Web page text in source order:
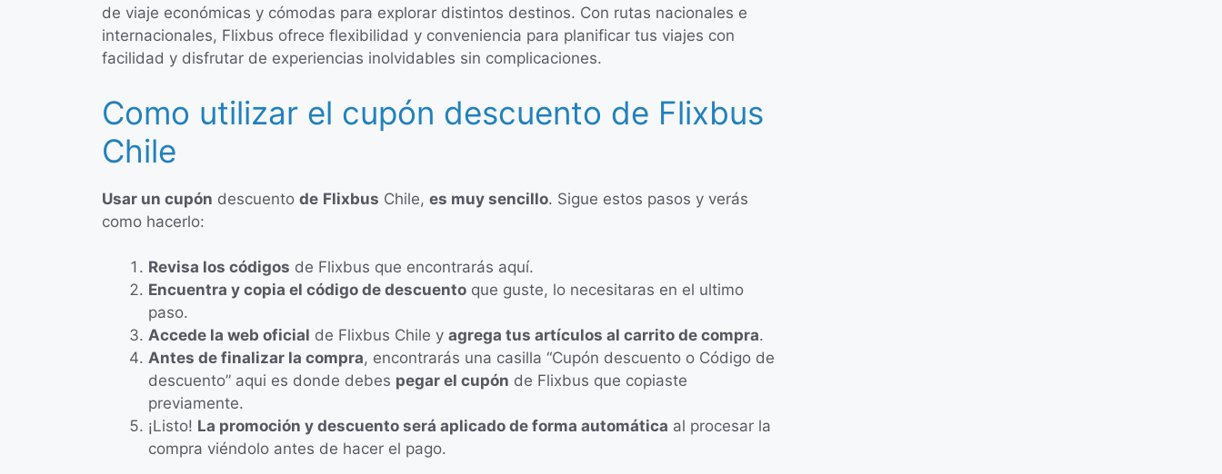
de viaje económicas y cómodas para explorar distintos destinos. Con rutas nacionales e
internacionales, Flixbus ofrece flexibilidad y conveniencia para planificar tus viajes con
facilidad y disfrutar de experiencias inolvidables sin complicaciones.
Como utilizar el cupón descuento de Flixbus
Chile
Usar un cupón descuento de Flixbus Chile, es muy sencillo. Sigue estos pasos y verás
como hacerlo:
Revisa los códigos de Flixbus que encontrarás aquí.
Encuentra y copia el código de descuento que guste, lo necesitaras en el ultimo
paso.
Accede la web oficial de Flixbus Chile y agrega tus artículos al carrito de compra.
Antes de finalizar la compra, encontrarás una casilla “Cupón descuento o Código de
descuento” aqui es donde debes pegar el cupón de Flixbus que copiaste
previamente.
¡Listo! La promoción y descuento será aplicado de forma automática al procesar la
compra viéndolo antes de hacer el pago.